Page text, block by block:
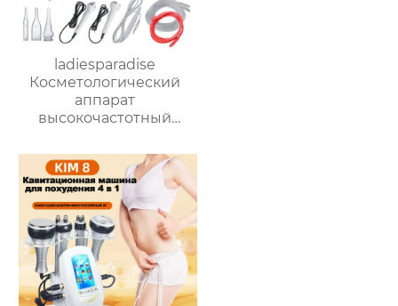
ladiesparadise
Косметологический
аппарат
высокочастотный
массажер для
очищения и лифтинга
лица 6-в-1 борется со
старческими
морщинами, пятнами
от угревой сыпи,
косметическим
оборудованием для
удаления угрей